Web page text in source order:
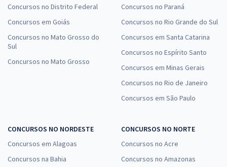
Concursos no Distrito Federal
Concursos em Goiás
Concursos no Mato Grosso do
Sul
Concursos no Mato Grosso
Concursos no Paraná
Concursos no Rio Grande do Sul
Concursos em Santa Catarina
Concursos no Espírito Santo
Concursos em Minas Gerais
Concursos no Rio de Janeiro
Concursos em São Paulo
CONCURSOS NO NORDESTE
Concursos em Alagoas
Concursos na Bahia
CONCURSOS NO NORTE
Concursos no Acre
Concursos no Amazonas